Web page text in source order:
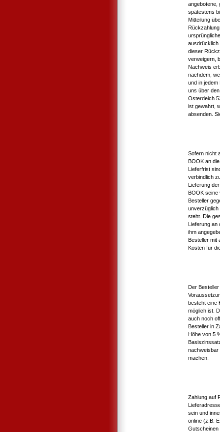
angebotene,
spätestens
Mitteilung
ausdrücklich
dieser
verweigern,
Nachweis
nachdem,
und in jedem
uns über
Osterdeich
ist gewahrt,
absenden.
Sofern nicht
BOOK an
Lieferfrist
verbindlich
Lieferung
BOOK seine
Besteller
unverzüglich
steht. Die
Lieferung an
ihm
Besteller mit
Kosten für
Der
besteht eine
möglich ist.
auch noch
Besteller in
Höhe von 5
nachweisbar
machen.
Zahlung auf
sein und
online (z.B.
Gutscheinen